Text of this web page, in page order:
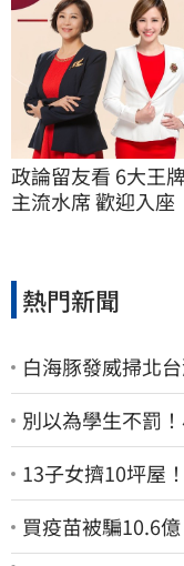
政論留友看 6大王
主流水席 歡迎入座
熱門新聞
白海豚發威掃北
別以為學生不罰
13子女擠10坪屋
買疫苗被騙10.6